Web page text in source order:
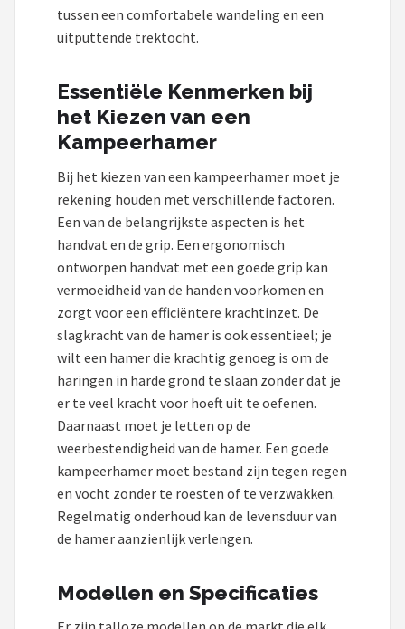
tussen een comfortabele wandeling en een
uitputtende trektocht.
Essentiële Kenmerken bij
het Kiezen van een
Kampeerhamer
Bij het kiezen van een kampeerhamer moet je
rekening houden met verschillende factoren.
Een van de belangrijkste aspecten is het
handvat en de grip. Een ergonomisch
ontworpen handvat met een goede grip kan
vermoeidheid van de handen voorkomen en
zorgt voor een efficiëntere krachtinzet. De
slagkracht van de hamer is ook essentieel; je
wilt een hamer die krachtig genoeg is om de
haringen in harde grond te slaan zonder dat je
er te veel kracht voor hoeft uit te oefenen.
Daarnaast moet je letten op de
weerbestendigheid van de hamer. Een goede
kampeerhamer moet bestand zijn tegen regen
en vocht zonder te roesten of te verzwakken.
Regelmatig onderhoud kan de levensduur van
de hamer aanzienlijk verlengen.
Modellen en Specificaties